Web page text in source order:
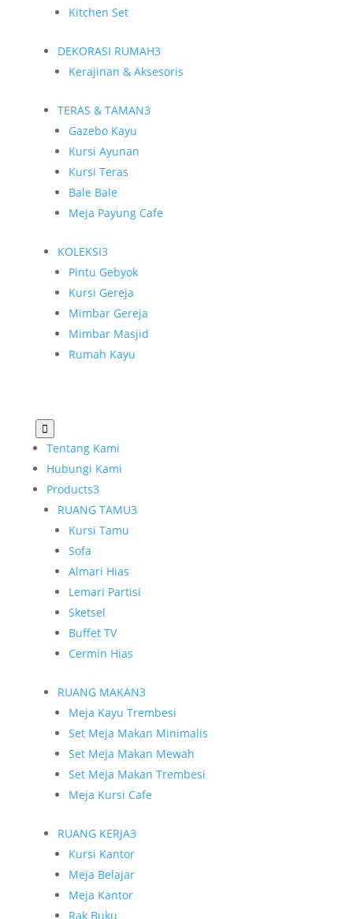
Kitchen Set
DEKORASI RUMAH3
Kerajinan & Aksesoris
TERAS & TAMAN3
Gazebo Kayu
Kursi Ayunan
Kursi Teras
Bale Bale
Meja Payung Cafe
KOLEKSI3
Pintu Gebyok
Kursi Gereja
Mimbar Gereja
Mimbar Masjid
Rumah Kayu

Tentang Kami
Hubungi Kami
Products3
RUANG TAMU3
Kursi Tamu
Sofa
Almari Hias
Lemari Partisi
Sketsel
Buffet TV
Cermin Hias
RUANG MAKAN3
Meja Kayu Trembesi
Set Meja Makan Minimalis
Set Meja Makan Mewah
Set Meja Makan Trembesi
Meja Kursi Cafe
RUANG KERJA3
Kursi Kantor
Meja Belajar
Meja Kantor
Rak Buku